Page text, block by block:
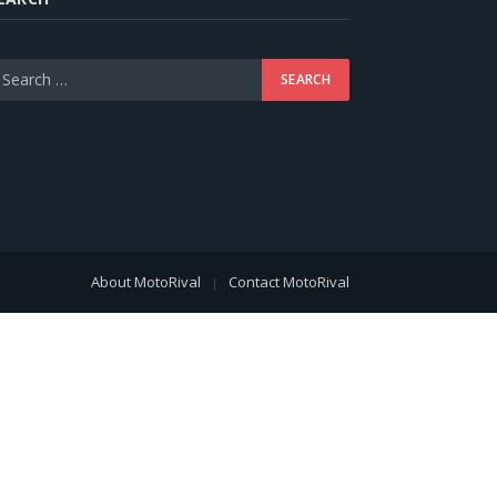
About MotoRival Contact MotoRival